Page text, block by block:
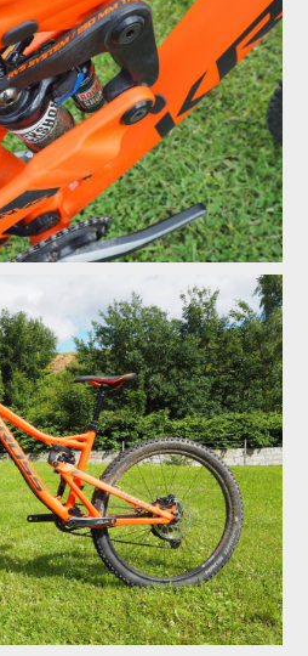
a enduro kola Kross
a enduro kola Kross
a enduro kola Kross
a enduro kola Kross